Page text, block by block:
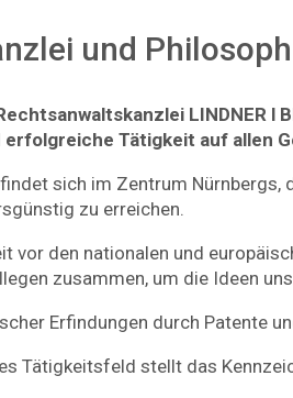
und
LINDNER l
erfolgreiche Tätigkeit auf allen
sich im Zentrum
zu erreichen.
vor den nationalen und
zusammen, um die Ideen
Erfindungen durch Patente
Tätigkeitsfeld stellt das